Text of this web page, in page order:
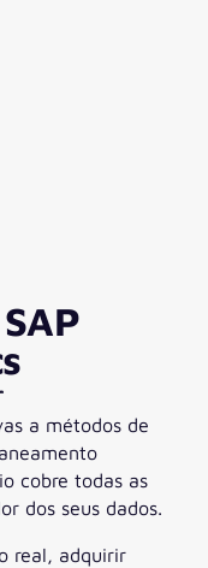
a métodos de
cobre todas as
dos seus dados.
real, adquirir